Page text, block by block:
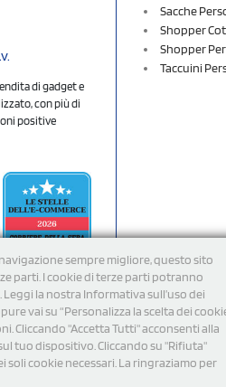
sempre migliore, questo sito
parti. I cookie di terze parti potranno
la nostra Informativa sull’uso dei
vai su “Personalizza la scelta dei
Cliccando "Accetta Tutti" acconsenti alla
tuo dispositivo. Cliccando su "Rifiuta"
soli cookie necessari. La ringraziamo per
di gadget e
con più di
positive
Sacche
Shopper
Shopper
Taccuini